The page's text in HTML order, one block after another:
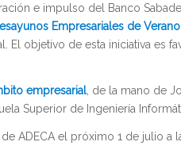
e impulso del Banco
Empresariales de Verano
El objetivo de esta iniciativa es
empresarial, de la mano de
Superior de Ingeniería
ADECA el próximo 1 de julio a